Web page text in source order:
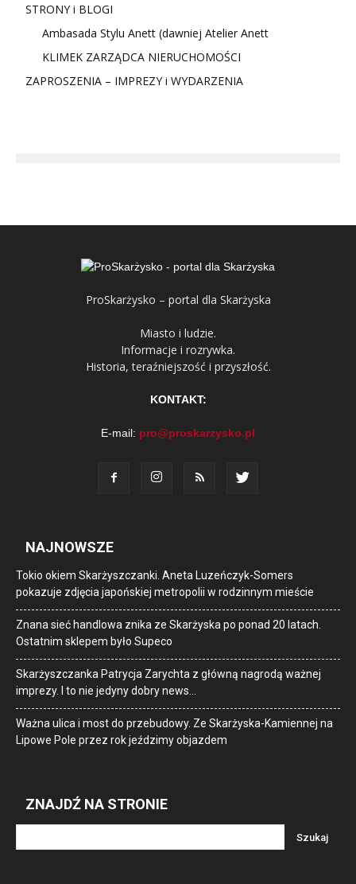
STRONY i BLOGI
Ambasada Stylu Anett (dawniej Atelier Anett
KLIMEK ZARZĄDCA NIERUCHOMOŚCI
ZAPROSZENIA – IMPREZY i WYDARZENIA
ProSkarżysko – portal dla Skarżyska
Miasto i ludzie.
Informacje i rozrywka.
Historia, teraźniejszość i przyszłość.
KONTAKT:
E-mail: pro@proskarzysko.pl
NAJNOWSZE
Tokio okiem Skarżyszczanki. Aneta Luzeńczyk-Somers
pokazuje zdjęcia japońskiej metropolii w rodzinnym mieście
Znana sieć handlowa znika ze Skarżyska po ponad 20 latach.
Ostatnim sklepem było Supeco
Skarżyszczanka Patrycja Zarychta z główną nagrodą ważnej
imprezy. I to nie jedyny dobry news…
Ważna ulica i most do przebudowy. Ze Skarżyska-Kamiennej na
Lipowe Pole przez rok jeździmy objazdem
ZNAJDŹ NA STRONIE